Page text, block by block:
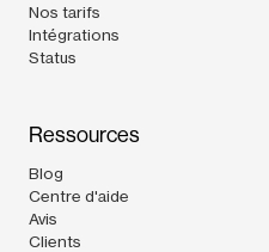
Nos tarifs
Intégrations
Status
Ressources
Blog
Centre d'aide
Avis
Clients